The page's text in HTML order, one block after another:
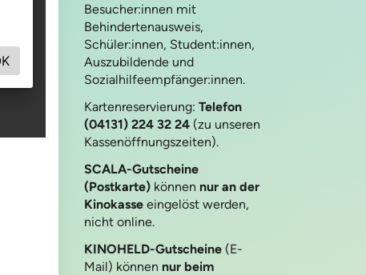
Besucher:innen mit
Behindertenausweis,
Schüler:innen, Student:innen,
Auszubildende und
Sozialhilfeempfänger:innen.
Kartenreservierung: Telefon
(04131) 224 32 24 (zu unseren
Kassenöffnungszeiten).
SCALA-Gutscheine
(Postkarte) können nur an der
Kinokasse eingelöst werden,
nicht online.
KINOHELD-Gutscheine (E-
Mail) können nur beim